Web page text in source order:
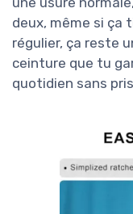
deux, même si ça
régulier, ça reste
ceinture que tu
quotidien sans